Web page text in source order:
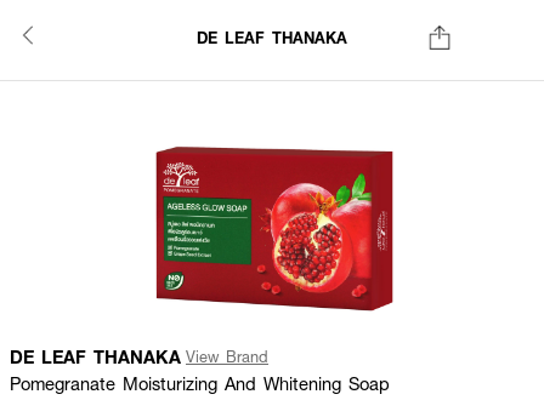
DE LEAF THANAKA
DE LEAF THANAKA View Brand
Pomegranate Moisturizing And Whitening Soap